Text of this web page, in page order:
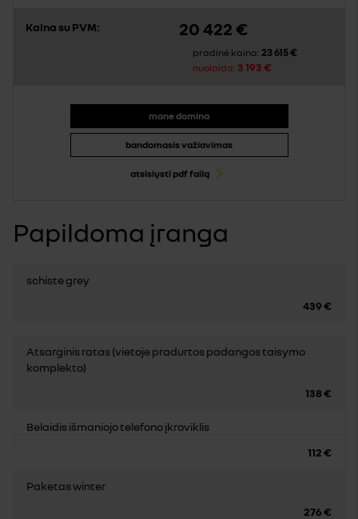
Kaina su PVM: 20 422 €
pradinė kaina: 23 615 €
nuolaida: 3 193 €
mane domina
bandomasis važiavimas
atsisiųsti pdf failą
Papildoma įranga
schiste grey
439 €
Atsarginis ratas (vietoje pradurtos padangos taisymo
komplekto)
138 €
Belaidis išmaniojo telefono įkroviklis
112 €
Paketas winter
276 €